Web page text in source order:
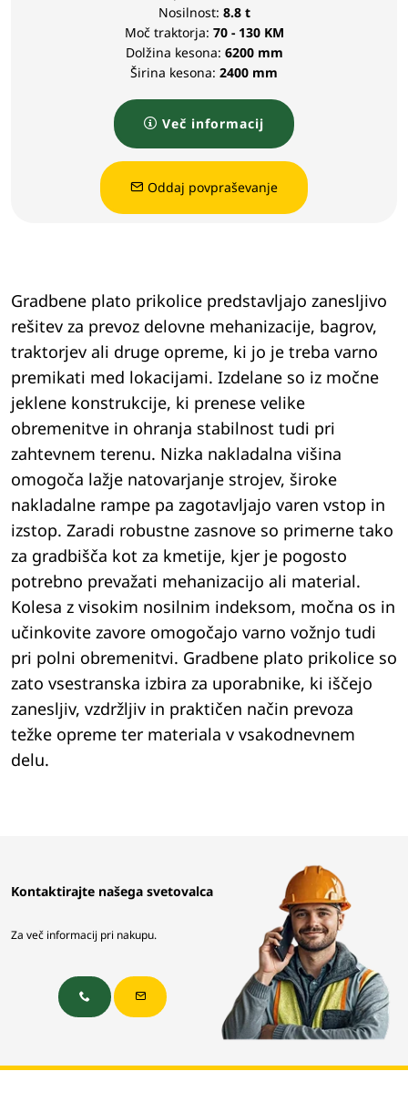
Nosilnost: 8.8 t
Moč traktorja: 70 - 130 KM
Dolžina kesona: 6200 mm
Širina kesona: 2400 mm
Več informacij
Oddaj povpraševanje
Gradbene plato prikolice predstavljajo zanesljivo
rešitev za prevoz delovne mehanizacije, bagrov,
traktorjev ali druge opreme, ki jo je treba varno
premikati med lokacijami. Izdelane so iz močne
jeklene konstrukcije, ki prenese velike
obremenitve in ohranja stabilnost tudi pri
zahtevnem terenu. Nizka nakladalna višina
omogoča lažje natovarjanje strojev, široke
nakladalne rampe pa zagotavljajo varen vstop in
izstop. Zaradi robustne zasnove so primerne tako
za gradbišča kot za kmetije, kjer je pogosto
potrebno prevažati mehanizacijo ali material.
Kolesa z visokim nosilnim indeksom, močna os in
učinkovite zavore omogočajo varno vožnjo tudi
pri polni obremenitvi. Gradbene plato prikolice so
zato vsestranska izbira za uporabnike, ki iščejo
zanesljiv, vzdržljiv in praktičen način prevoza
težke opreme ter materiala v vsakodnevnem
delu.
Kontaktirajte našega svetovalca
Za več informacij pri nakupu.